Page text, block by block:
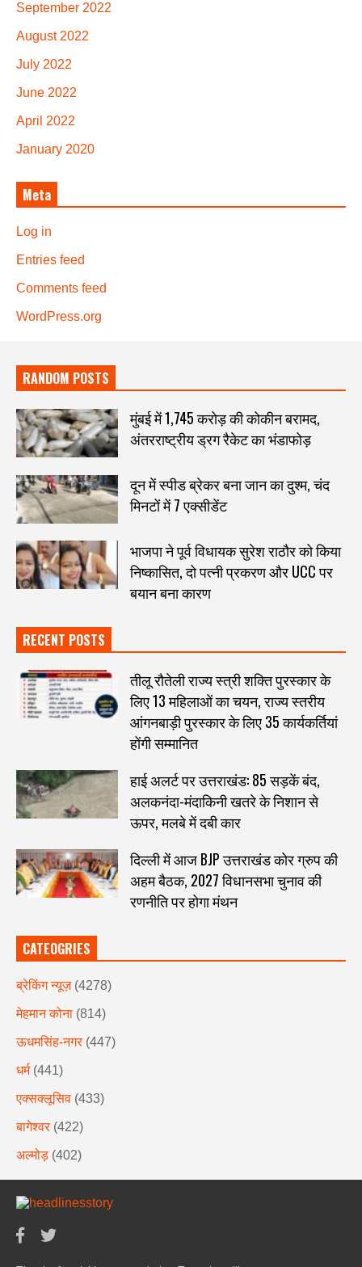
September 2022
August 2022
July 2022
June 2022
April 2022
January 2020
Meta
Log in
Entries feed
Comments feed
WordPress.org
RANDOM POSTS
मुंबई में 1,745 करोड़ की कोकीन बरामद,
अंतरराष्ट्रीय ड्रग रैकेट का भंडाफोड़
दून में स्पीड ब्रेकर बना जान का दुश्म, चंद
मिनटों में 7 एक्सीडेंट
भाजपा ने पूर्व विधायक सुरेश राठौर को किया
निष्कासित, दो पत्नी प्रकरण और UCC पर
बयान बना कारण
RECENT POSTS
तीलू रौतेली राज्य स्त्री शक्ति पुरस्कार के
लिए 13 महिलाओं का चयन, राज्य स्तरीय
आंगनबाड़ी पुरस्कार के लिए 35 कार्यकर्तियां
होंगी सम्मानित
हाई अलर्ट पर उत्तराखंड: 85 सड़कें बंद,
अलकनंदा-मंदाकिनी खतरे के निशान से
ऊपर, मलबे में दबी कार
दिल्ली में आज BJP उत्तराखंड कोर ग्रुप की
अहम बैठक, 2027 विधानसभा चुनाव की
रणनीति पर होगा मंथन
CATEOGRIES
ब्रेकिंग न्यूज़ (4278)
मेहमान कोना (814)
ऊधमसिंह-नगर (447)
धर्म (441)
एक्सक्लूसिव (433)
बागेश्वर (422)
अल्मोड़ (402)